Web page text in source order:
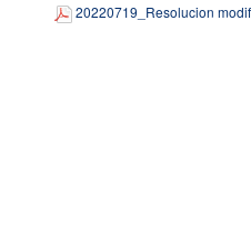
20220719_Resolucion